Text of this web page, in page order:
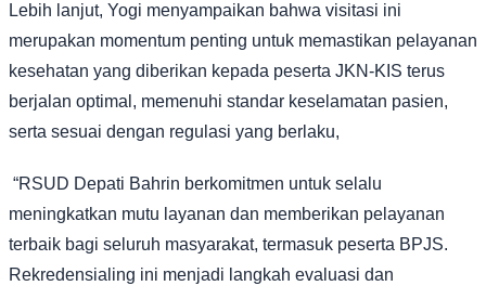
Lebih lanjut, Yogi menyampaikan bahwa visitasi ini
merupakan momentum penting untuk memastikan pelayanan
kesehatan yang diberikan kepada peserta JKN-KIS terus
berjalan optimal, memenuhi standar keselamatan pasien,
serta sesuai dengan regulasi yang berlaku,
“RSUD Depati Bahrin berkomitmen untuk selalu
meningkatkan mutu layanan dan memberikan pelayanan
terbaik bagi seluruh masyarakat, termasuk peserta BPJS.
Rekredensialing ini menjadi langkah evaluasi dan